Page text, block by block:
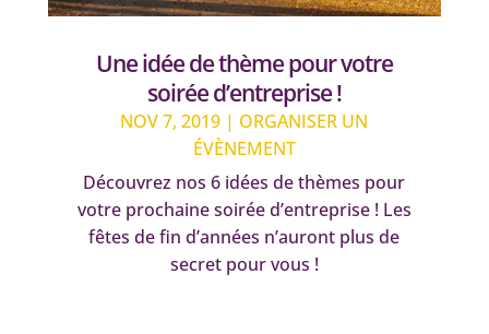
Une idée de thème pour votre
soirée d’entreprise !
NOV 7, 2019 | ORGANISER UN
ÉVÈNEMENT
Découvrez nos 6 idées de thèmes pour
votre prochaine soirée d’entreprise ! Les
fêtes de fin d’années n’auront plus de
secret pour vous !